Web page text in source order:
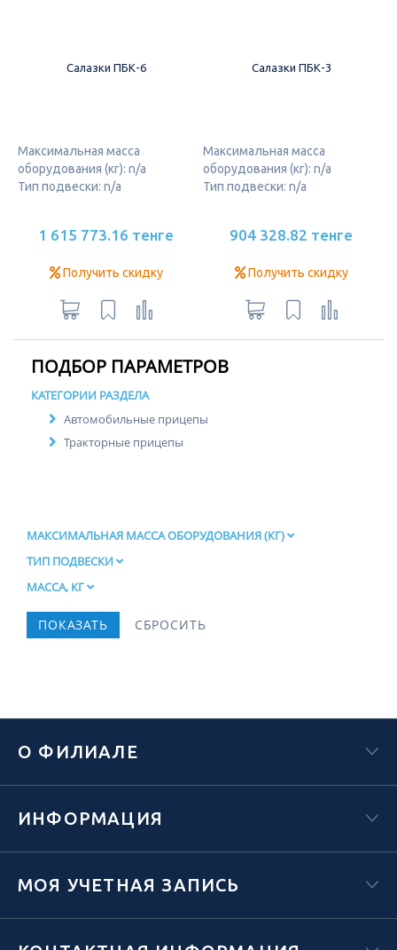
Салазки ПБК-6
Максимальная масса
оборудования (кг): n/a
Тип подвески: n/a
1 615 773.16 тенге
Получить скидку
Салазки ПБК-3
Максимальная масса
оборудования (кг): n/a
Тип подвески: n/a
904 328.82 тенге
Получить скидку
ПОДБОР ПАРАМЕТРОВ
КАТЕГОРИИ РАЗДЕЛА
Автомобильные прицепы
Тракторные прицепы
МАКСИМАЛЬНАЯ МАССА ОБОРУДОВАНИЯ (КГ)
ТИП ПОДВЕСКИ
МАССА, КГ
О ФИЛИАЛЕ
ИНФОРМАЦИЯ
МОЯ УЧЕТНАЯ ЗАПИСЬ